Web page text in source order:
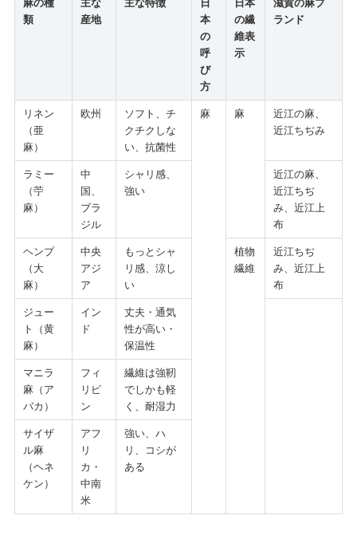
麻の種
類
主な
産地
主な特徴
日
本
の
呼
び
方
日本
の繊
維表
示
滋賀の麻ブ
ランド
リネン
（亜
麻）
欧州
ソフト、チ
クチクしな
い、抗菌性
麻 麻
近江の麻、
近江ちぢみ
ラミー
（苧
麻）
中
国、
ブラ
ジル
シャリ感、
強い
近江の麻、
近江ちぢ
み、近江上
布
ヘンプ
（大
麻）
中央
アジ
ア
もっとシャ
リ感、涼し
い
植物
繊維
近江ちぢ
み、近江上
布
ジュー
ト（黄
麻）
イン
ド
丈夫・通気
性が高い・
保温性
マニラ
麻（ア
バカ）
フィ
リピ
ン
繊維は強靭
でしかも軽
く、耐湿力
サイザ
ル麻
（ヘネ
ケン）
アフ
リ
カ・
中南
米
強い、ハ
リ、コシが
ある